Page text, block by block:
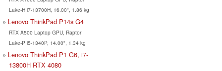
Lake-H i7-13700H, 16.00", 1.86 kg
Lenovo ThinkPad P14s G4
RTX A500 Laptop GPU, Raptor
Lake-P i5-1340P, 14.00", 1.34 kg
Lenovo ThinkPad P1 G6, i7-
13800H RTX 4080